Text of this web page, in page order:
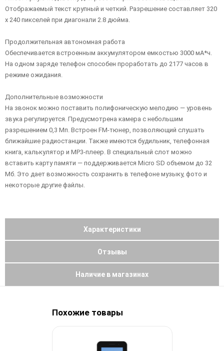
Отображаемый текст крупный и четкий. Разрешение составляет 320
х 240 пикселей при диагонали 2.8 дюйма.
Продолжительная автономная работа
Обеспечивается встроенным аккумулятором емкостью 3000 мА*ч.
На одном заряде телефон способен проработать до 2177 часов в
режиме ожидания.
Дополнительные возможности
На звонок можно поставить полифоническую мелодию — уровень
звука регулируется. Предусмотрена камера с небольшим
разрешением 0,3 Мп. Встроен FM-тюнер, позволяющий слушать
ближайшие радиостанции. Также имеются будильник, телефонная
книга, калькулятор и MP3-плеер. В специальный слот можно
вставить карту памяти — поддерживается Micro SD объемом до 32
Мб. Это дает возможность сохранить в телефоне музыку, фото и
некоторые другие файлы.
Характеристики
Отзывы
Наличие в магазинах
Похожие товары